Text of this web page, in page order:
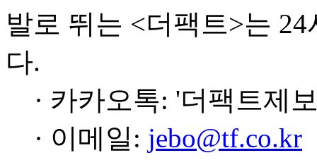
발로 뛰는 <더팩트>는
다.
· 카카오톡: '더팩트제
· 이메일: jebo@tf.co.kr